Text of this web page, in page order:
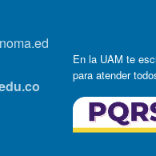
En la UAM te
para atender